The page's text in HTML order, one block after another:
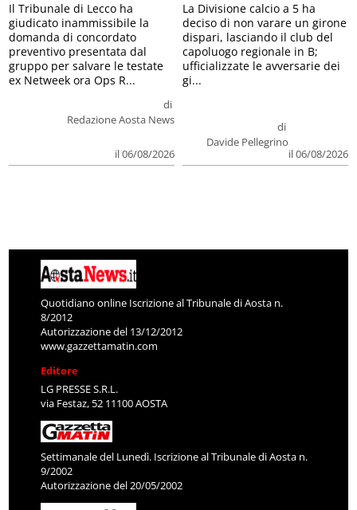
di
Redazione Aosta News
il 06/08/2026
Il Tribunale di Lecco ha
giudicato inammissibile la
domanda di concordato
preventivo presentata dal
gruppo per salvare le testate
ex Netweek ora Ops R...
di
Davide Pellegrino
il 06/08/2026
La Divisione calcio a 5 ha
deciso di non varare un girone
dispari, lasciando il club del
capoluogo regionale in B;
ufficializzate le avversarie dei
gi...
Quotidiano online Iscrizione al Tribunale di Aosta n.
8/2012
Autorizzazione del 13/12/2012
www.gazzettamatin.com
Editore
LG PRESSE S.R.L.
via Festaz, 52 11100 AOSTA
Settimanale del Lunedì. Iscrizione al Tribunale di Aosta n.
9/2002
Autorizzazione del 20/05/2002